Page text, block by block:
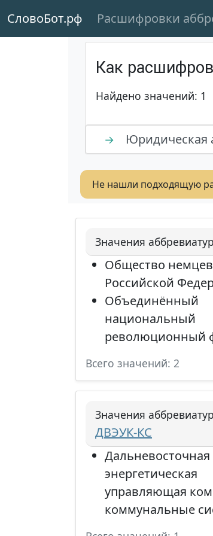
СловоБот.рф Расшифровки
Как
Найдено значений: 1
→ Юридическая
Не нашли подходящую
Значения
Общество немцев
Российской
Объединённый
национальный
революционный
Всего значений: 2
Значения
ДВЭУК-КС
Дальневосточная
энергетическая
управляющая
коммунальные